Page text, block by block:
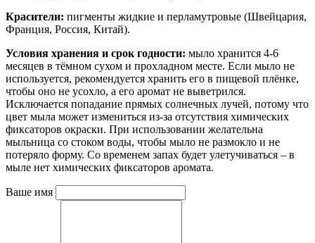
Красители: пигменты жидкие и перламутровые (Швейцария,
Франция, Россия, Китай).
Условия хранения и срок годности: мыло хранится 4-6
месяцев в тёмном сухом и прохладном месте. Если мыло не
используется, рекомендуется хранить его в пищевой плёнке,
чтобы оно не усохло, а его аромат не выветрился.
Исключается попадание прямых солнечных лучей, потому что
цвет мыла может измениться из-за отсутствия химических
фиксаторов окраски. При использовании желательна
мыльница со стоком воды, чтобы мыло не размокло и не
потеряло форму. Со временем запах будет улетучиваться – в
мыле нет химических фиксаторов аромата.
Ваше имя